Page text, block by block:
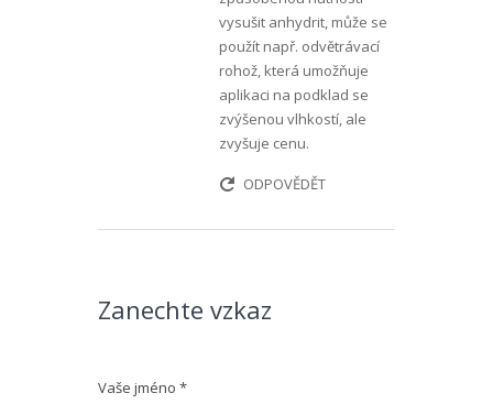
vysušit anhydrit, může se
použít např. odvětrávací
rohož, která umožňuje
aplikaci na podklad se
zvýšenou vlhkostí, ale
zvyšuje cenu.
ODPOVĚDĚT
Zanechte vzkaz
Vaše jméno *